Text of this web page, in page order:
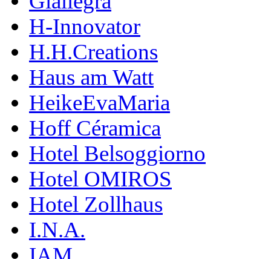
H-Innovator
H.H.Creations
Haus am Watt
HeikeEvaMaria
Hoff Céramica
Hotel Belsoggiorno
Hotel OMIROS
Hotel Zollhaus
I.N.A.